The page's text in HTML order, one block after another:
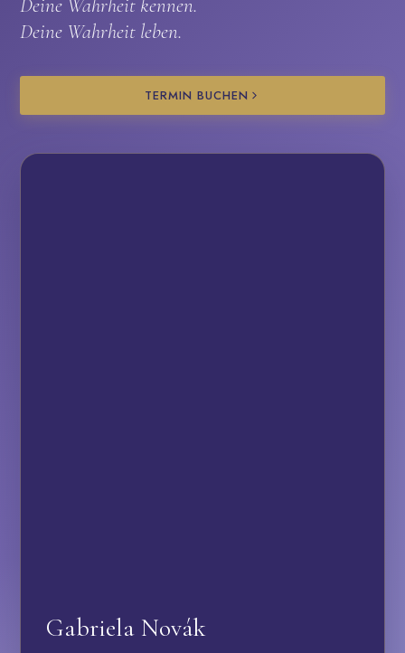
Deine Wahrheit kennen.
Deine Wahrheit leben.
TERMIN BUCHEN
Gabriela Novák